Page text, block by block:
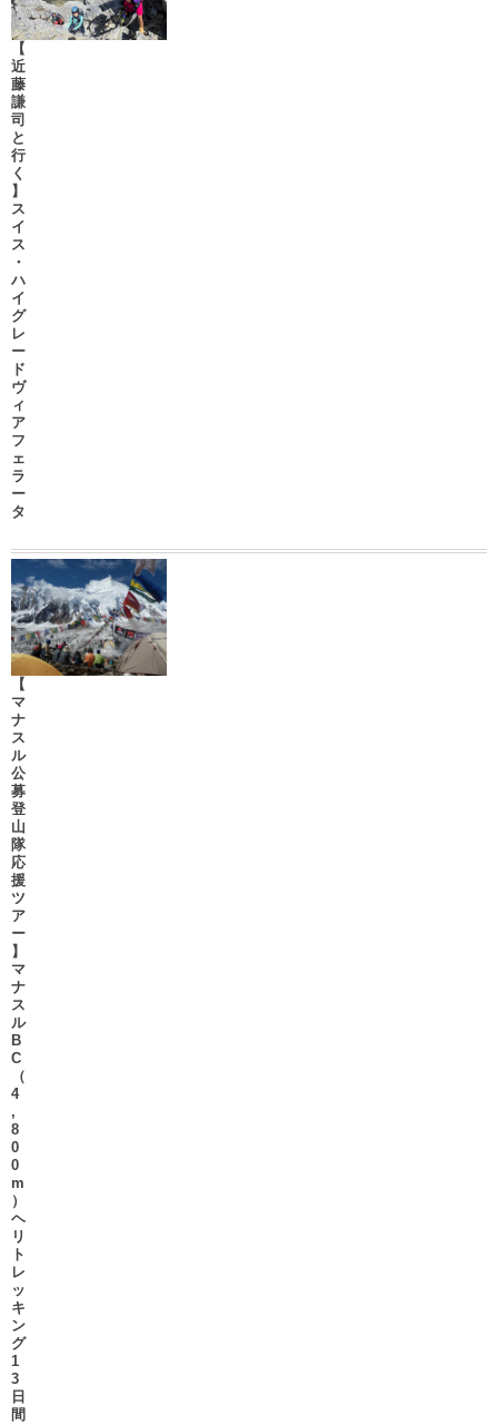
【
近
藤
謙
司
と
行
く
】
ス
イ
ス
・
ハ
イ
グ
レ
ー
ド
ヴ
ィ
ア
フ
ェ
ラ
ー
タ
【
マ
ナ
ス
ル
公
募
登
山
隊
応
援
ツ
ア
ー
】
マ
ナ
ス
ル
B
C
（
4
,
8
0
0
m
）
ヘ
リ
ト
レ
ッ
キ
ン
グ
1
3
日
間